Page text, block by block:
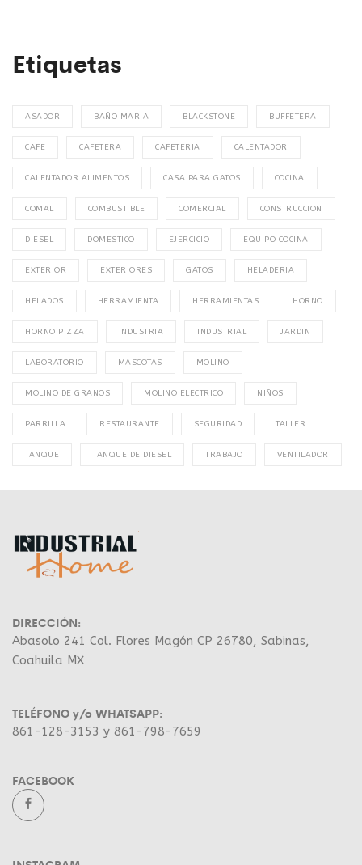
Etiquetas
ASADOR BAÑO MARIA BLACKSTONE BUFFETERA
CAFE CAFETERA CAFETERIA CALENTADOR
CALENTADOR ALIMENTOS CASA PARA GATOS COCINA
COMAL COMBUSTIBLE COMERCIAL CONSTRUCCION
DIESEL DOMESTICO EJERCICIO EQUIPO COCINA
EXTERIOR EXTERIORES GATOS HELADERIA
HELADOS HERRAMIENTA HERRAMIENTAS HORNO
HORNO PIZZA INDUSTRIA INDUSTRIAL JARDIN
LABORATORIO MASCOTAS MOLINO
MOLINO DE GRANOS MOLINO ELECTRICO NIÑOS
PARRILLA RESTAURANTE SEGURIDAD TALLER
TANQUE TANQUE DE DIESEL TRABAJO VENTILADOR
DIRECCIÓN:
Abasolo 241 Col. Flores Magón CP 26780, Sabinas,
Coahuila MX
TELÉFONO y/o WHATSAPP:
861-128-3153 y 861-798-7659
FACEBOOK